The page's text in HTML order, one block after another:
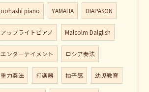
oohashi piano YAMAHA DIAPASON
アップライトピアノ Malcolm Dalglish
エンターテイメント ロシア奏法
重力奏法 打楽器 拍子感 幼児教育